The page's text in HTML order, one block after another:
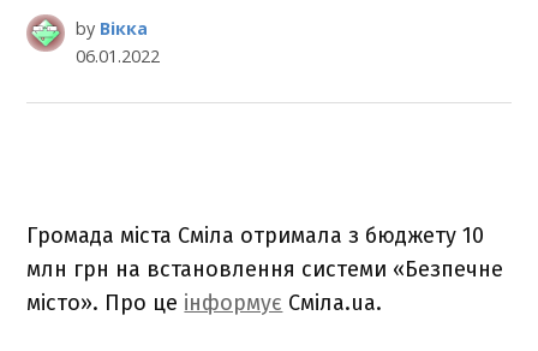
by Вікка
06.01.2022
Громада міста Сміла отримала з бюджету 10
млн грн на встановлення системи «Безпечне
місто». Про це інформує Сміла.ua.